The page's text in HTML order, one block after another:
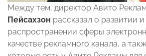
Между тем, директор Авито
Пейсахзон рассказал о развитии и
распространении сферы
качестве рекламного канала, а